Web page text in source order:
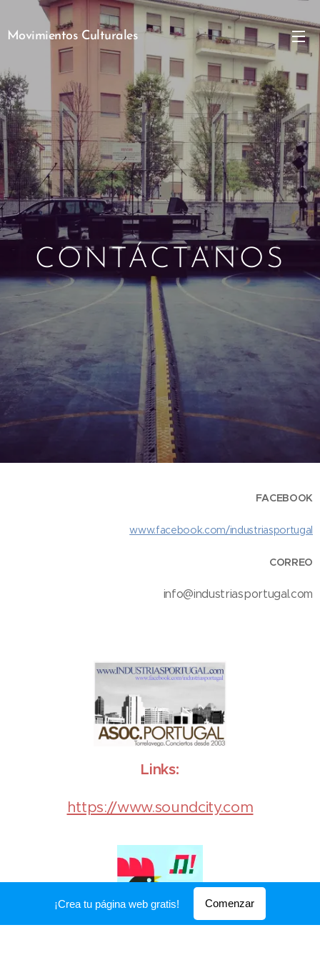
Movimientos Culturales
CONTÁCTANOS
FACEBOOK
www.facebook.com/industriasportugal
CORREO
info@industriasportugal.com
Links:
https://www.soundcity.com
¡Crea tu página web gratis! Comenzar